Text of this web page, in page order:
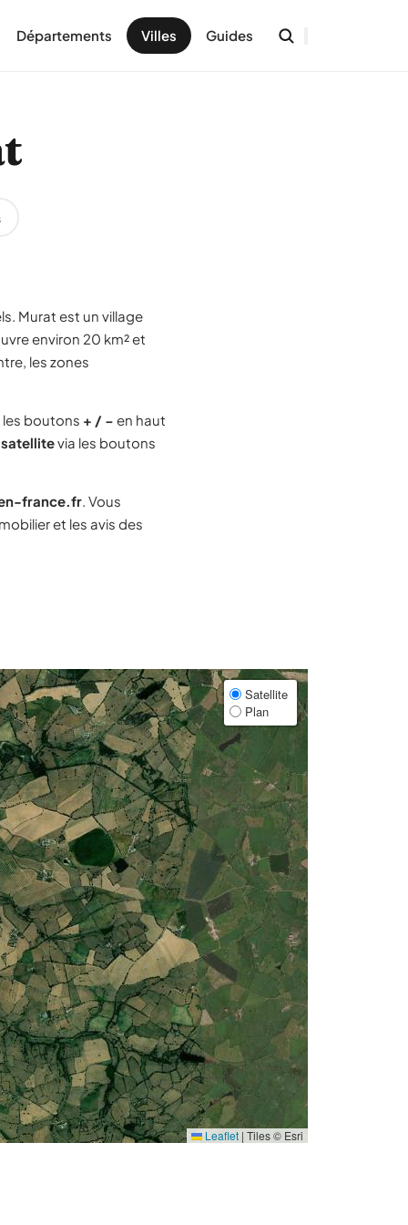
Départements Villes Guides
Murat est un village
environ 20 km² et
les zones
boutons + / − en haut
via les boutons
france.fr. Vous
et les avis des
Satellite
Plan
Leaflet | Tiles © Esri